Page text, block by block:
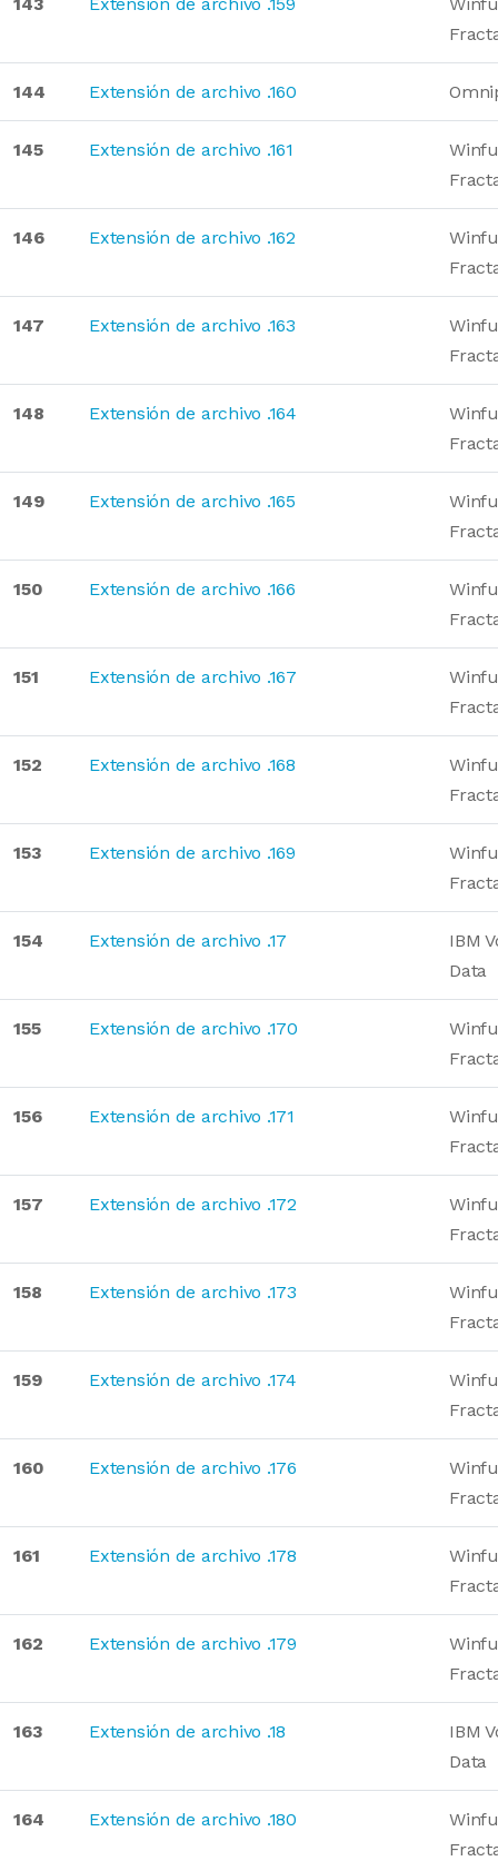
144 Extensión de archivo .160
145 Extensión de archivo .161
146 Extensión de archivo .162
147 Extensión de archivo .163
148 Extensión de archivo .164
149 Extensión de archivo .165
150 Extensión de archivo .166
151 Extensión de archivo .167
152 Extensión de archivo .168
153 Extensión de archivo .169
154 Extensión de archivo .17
IBM
Data
155 Extensión de archivo .170
156 Extensión de archivo .171
157 Extensión de archivo .172
158 Extensión de archivo .173
159 Extensión de archivo .174
160 Extensión de archivo .176
161 Extensión de archivo .178
162 Extensión de archivo .179
163 Extensión de archivo .18
IBM
Data
164 Extensión de archivo .180